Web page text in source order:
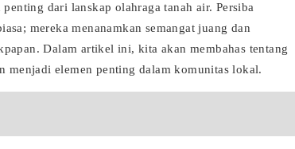
dari lanskap olahraga tanah air. Persiba
mereka menanamkan semangat juang dan
Dalam artikel ini, kita akan membahas tentang
menjadi elemen penting dalam komunitas lokal.